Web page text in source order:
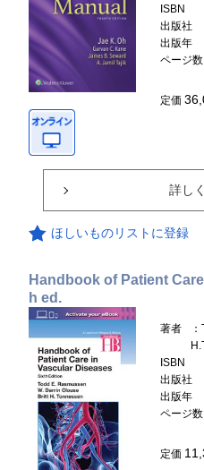
ISBN
出版社
出版年
ページ数
定価
詳し
ほしいものリストに登録
Handbook of Patient
h ed.
著者
ISBN
出版社
出版年
ページ数
定価